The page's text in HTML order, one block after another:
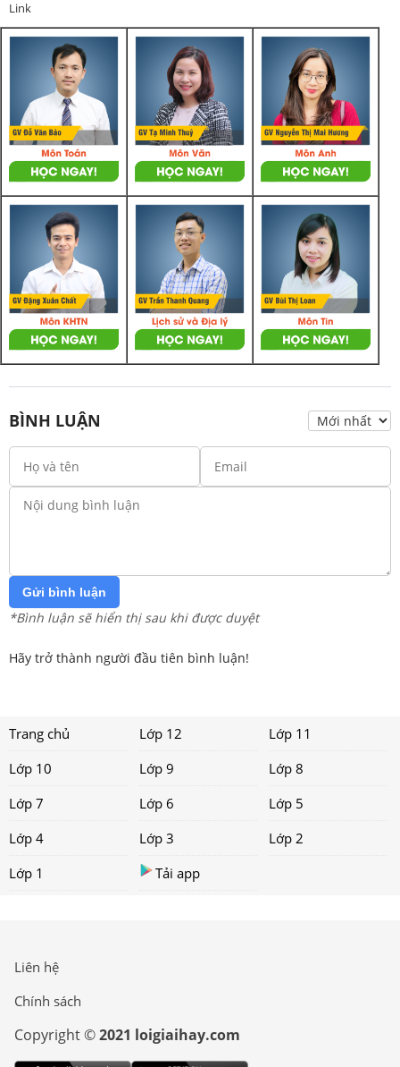
Link
BÌNH LUẬN
Gửi bình luận
*Bình luận sẽ hiển thị sau khi được duyệt
Hãy trở thành người đầu tiên bình luận!
Trang chủ Lớp 12
Lớp 11
Lớp 10
Lớp 9
Lớp 8
Lớp 7
Lớp 6
Lớp 5
Lớp 4
Lớp 3
Lớp 2
Lớp 1
Tải app
Liên hệ
Chính sách
Copyright ©2021 loigiaihay.com